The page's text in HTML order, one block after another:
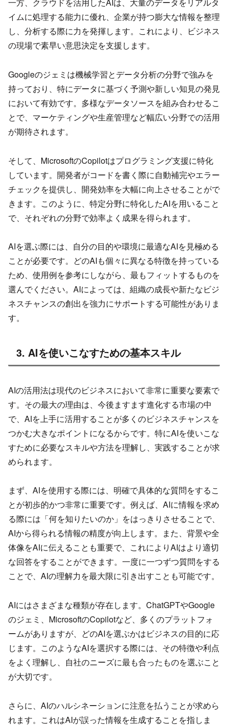
イムに処理する能力に優れ、企業が持つ膨大な情報を整理
し、分析する際に力を発揮します。これにより、ビジネス
の現場で素早い意思決定を支援します。
Googleのジェミは機械学習とデータ分析の分野で強みを
持っており、特にデータに基づく予測や新しい知見の発見
において有効です。多様なデータソースを組み合わせるこ
とで、マーケティングや生産管理など幅広い分野での活用
が期待されます。
そして、MicrosoftのCopilotはプログラミング支援に特化
しています。開発者がコードを書く際に自動補完やエラー
チェックを提供し、開発効率を大幅に向上させることがで
きます。このように、特定分野に特化したAIを用いること
で、それぞれの分野で効率よく成果を得られます。
AIを選ぶ際には、自分の目的や環境に最適なAIを見極める
ことが必要です。どのAIも個々に異なる特徴を持っている
ため、使用例を参考にしながら、最もフィットするものを
選んでください。AIによっては、組織の成長や新たなビジ
ネスチャンスの創出を強力にサポートする可能性がありま
す。
3. AIを使いこなすための基本スキル
AIの活用法は現代のビジネスにおいて非常に重要な要素で
す。その最大の理由は、今後ますます進化する市場の中
で、AIを上手に活用することが多くのビジネスチャンスを
つかむ大きなポイントになるからです。特にAIを使いこな
すために必要なスキルや方法を理解し、実践することが求
められます。
まず、AIを使用する際には、明確で具体的な質問をするこ
とが初歩的かつ非常に重要です。例えば、AIに情報を求め
る際には「何を知りたいのか」をはっきりさせることで、
AIから得られる情報の精度が向上します。また、背景や全
体像をAIに伝えることも重要で、これによりAIはより適切
な回答をすることができます。一度に一つずつ質問をする
ことで、AIの理解力を最大限に引き出すことも可能です。
AIにはさまざまな種類が存在します。ChatGPTやGoogle
のジェミ、MicrosoftのCopilotなど、多くのプラットフォ
ームがありますが、どのAIを選ぶかはビジネスの目的に応
じます。このようなAIを選択する際には、その特徴や利点
をよく理解し、自社のニーズに最も合ったものを選ぶこと
が大切です。
さらに、AIのハルシネーションに注意を払うことが求めら
れます。これはAIが誤った情報を生成することを指しま